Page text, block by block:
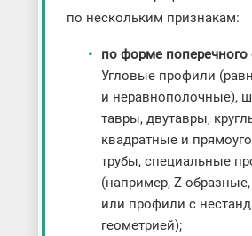
по нескольким признакам:
по форме поперечного
Угловые профили
и неравнополочные),
тавры, двутавры,
квадратные и
трубы, специальные
(например, Z-
или профили с
геометрией);